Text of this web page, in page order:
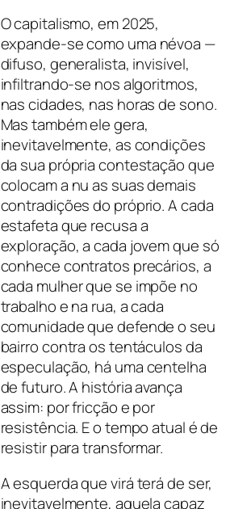
O capitalismo, em 2025,
expande-se como uma névoa —
difuso, generalista, invisível,
infiltrando-se nos algoritmos,
nas cidades, nas horas de sono.
Mas também ele gera,
inevitavelmente, as condições
da sua própria contestação que
colocam a nu as suas demais
contradições do próprio. A cada
estafeta que recusa a
exploração, a cada jovem que só
conhece contratos precários, a
cada mulher que se impõe no
trabalho e na rua, a cada
comunidade que defende o seu
bairro contra os tentáculos da
especulação, há uma centelha
de futuro. A história avança
assim: por fricção e por
resistência. E o tempo atual é de
resistir para transformar.
A esquerda que virá terá de ser,
inevitavelmente, aquela capaz